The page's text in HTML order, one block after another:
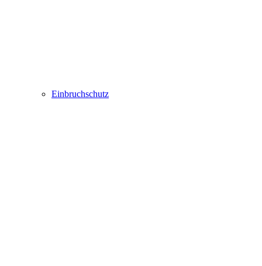
Einbruchschutz